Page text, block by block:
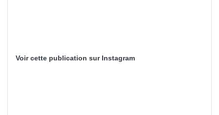
Voir cette publication sur Instagram